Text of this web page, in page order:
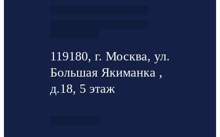
119180, г. Москва, ул.
Большая Якиманка ,
д.18, 5 этаж